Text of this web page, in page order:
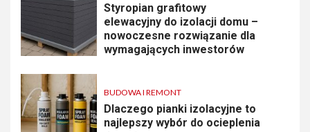
Styropian grafitowy
elewacyjny do izolacji domu –
nowoczesne rozwiązanie dla
wymagających inwestorów
BUDOWA I REMONT
Dlaczego pianki izolacyjne to
najlepszy wybór do ocieplenia